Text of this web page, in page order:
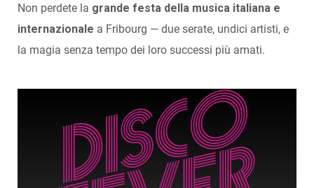
Non perdete la grande festa della musica italiana e
internazionale a Fribourg — due serate, undici artisti, e
la magia senza tempo dei loro successi più amati.